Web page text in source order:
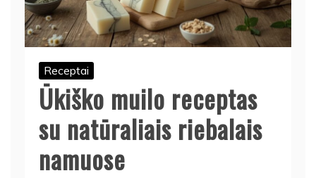
Receptai
Ūkiško muilo receptas
su natūraliais riebalais
namuose